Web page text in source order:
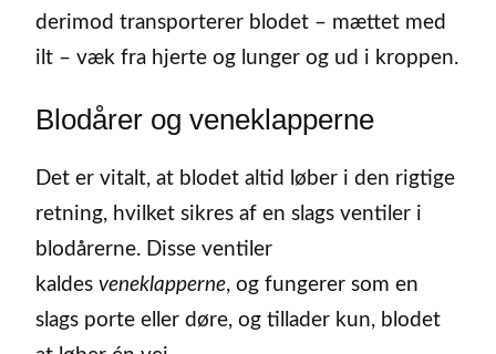
derimod transporterer blodet – mættet med
ilt – væk fra hjerte og lunger og ud i kroppen.
Blodårer og veneklapperne
Det er vitalt, at blodet altid løber i den rigtige
retning, hvilket sikres af en slags ventiler i
blodårerne. Disse ventiler
kaldes veneklapperne, og fungerer som en
slags porte eller døre, og tillader kun, blodet